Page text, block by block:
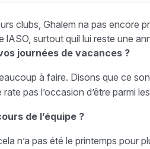
clubs, Ghalem na pas encore
surtout quil lui reste une
journées de vacances ?
à faire. Disons que ce
pas l’occasion d’être parmi
de l’équipe ?
n’a pas été le printemps pour